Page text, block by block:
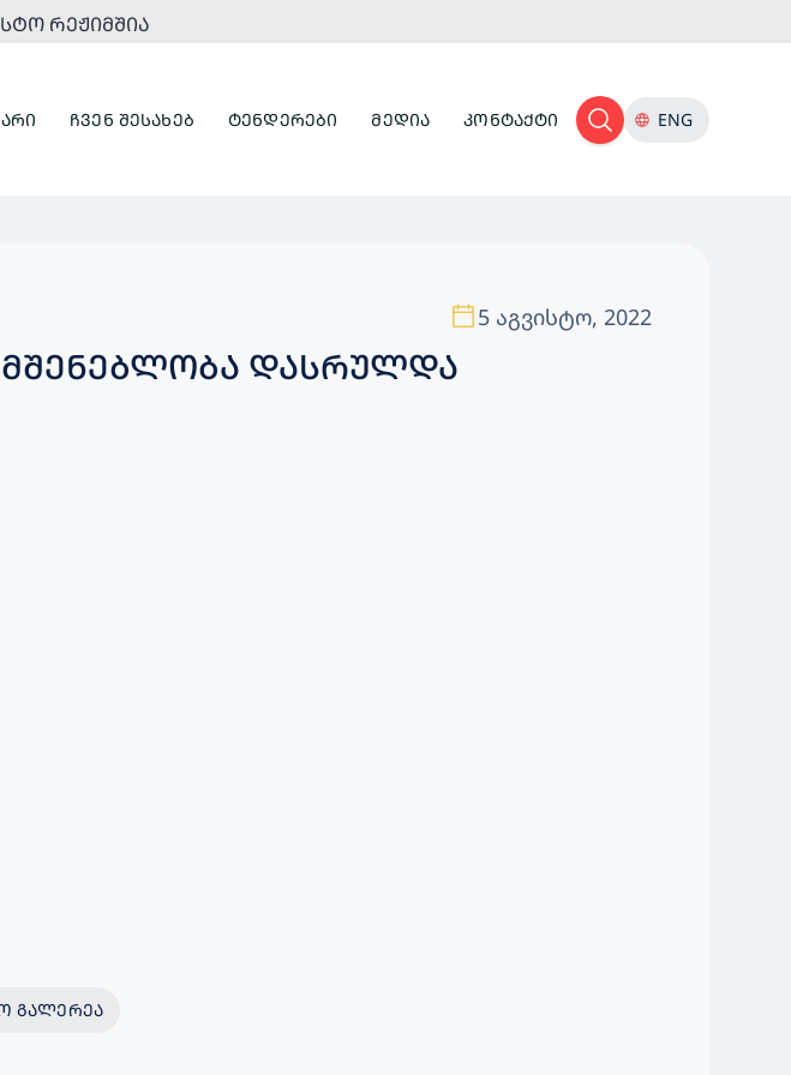
ᲠᲔᲟᲘᲛᲨᲘᲐ
ᲩᲕᲔᲜ ᲨᲔᲡᲐᲮᲔᲑ ᲢᲔᲜᲓᲔᲠᲔᲑᲘ ᲛᲔᲓᲘᲐ ᲙᲝᲜᲢᲐᲥᲢᲘ ENG
5 აგვისტო, 2022
ᲓᲐᲡᲠᲣᲚᲓᲐ
ᲒᲐᲚᲔᲠᲔᲐ